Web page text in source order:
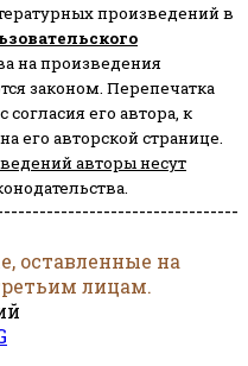
произведений в
на произведения
законом. Перепечатка
его автора, к
его авторской странице.
авторы несут
оставленные на
лицам.